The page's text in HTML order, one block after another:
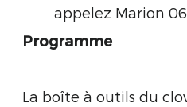
appelez Marion
Programme
La boîte à outils du